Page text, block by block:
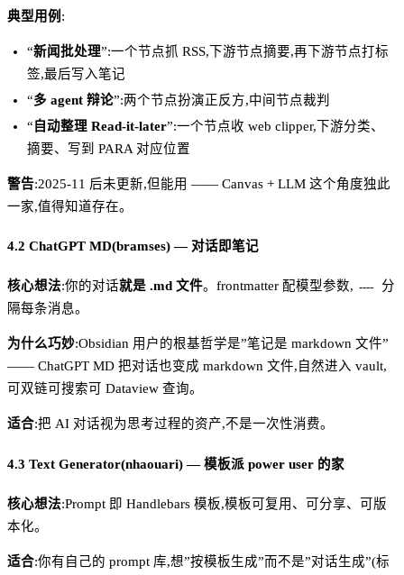
典型用例 :
“新闻批处理”:一个节点抓 RSS,下游节点摘要,再下游节点打标
签,最后写入笔记
“多 agent 辩论”:两个节点扮演正反方,中间节点裁判
“ 自动整理 Read-it-later”:一个节点收 web clipper,下游分类、
摘要、写到 PARA 对应位置
警告:2025-11 后未更新,但能用 —— Canvas + LLM 这个角度独此
一家,值得知道存在。
4.2 ChatGPT MD(bramses) — 对话即笔记
核心想法:你的对话就是 .md 文件。frontmatter 配模型参数, ----
分
隔每条消息。
为什么巧妙:Obsidian 用户的根基哲学是”笔记是 markdown 文件”
—— ChatGPT MD 把对话也变成 markdown 文件,自然进入 vault,
可双链可搜索可 Dataview 查询。
适合:把 AI 对话视为思考过程的资产,不是一次性消费。
4.3 Text Generator(nhaouari) — 模板派 power user 的家
核心想法:Prompt 即 Handlebars 模板,模板可复用、可分享、可版
本化。
适合:你有自己的 prompt 库,想”按模板生成”而不是”对话生成”(标